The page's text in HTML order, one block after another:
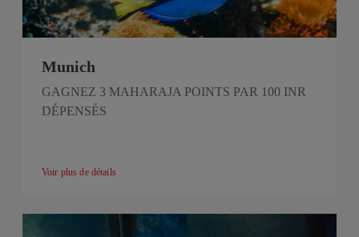
Munich
GAGNEZ 3 MAHARAJA POINTS PAR 100 INR
DÉPENSÉS
Voir plus de détails